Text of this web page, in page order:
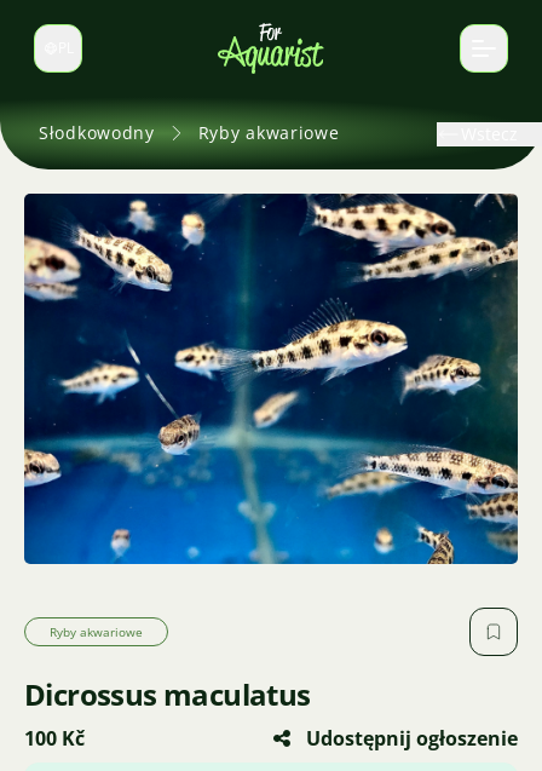
Zmień język
Słodkowodny Ryby akwariowe
Ryby akwariowe
Dicrossus maculatus
100 Kč Udostępnij ogłoszenie